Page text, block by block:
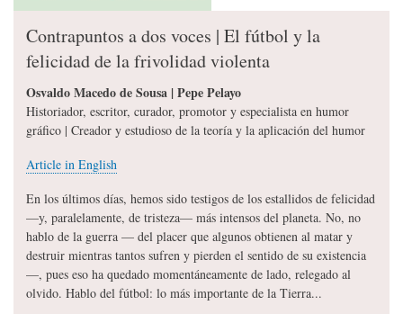
Contrapuntos a dos voces | El fútbol y la
felicidad de la frivolidad violenta
Osvaldo Macedo de Sousa | Pepe Pelayo
Historiador, escritor, curador, promotor y especialista en humor
gráfico | Creador y estudioso de la teoría y la aplicación del humor
Article in English
En los últimos días, hemos sido testigos de los estallidos de felicidad
—y, paralelamente, de tristeza— más intensos del planeta. No, no
hablo de la guerra — del placer que algunos obtienen al matar y
destruir mientras tantos sufren y pierden el sentido de su existencia
—, pues eso ha quedado momentáneamente de lado, relegado al
olvido. Hablo del fútbol: lo más importante de la Tierra...